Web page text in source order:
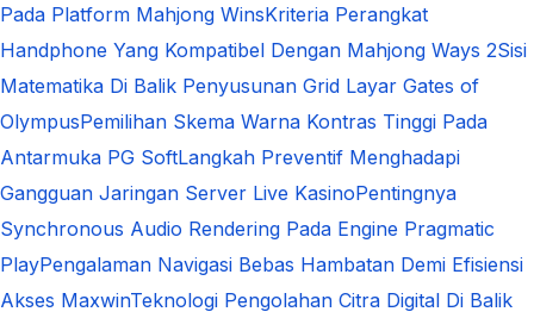
Pada Platform Mahjong WinsKriteria Perangkat
Handphone Yang Kompatibel Dengan Mahjong Ways 2Sisi
Matematika Di Balik Penyusunan Grid Layar Gates of
OlympusPemilihan Skema Warna Kontras Tinggi Pada
Antarmuka PG SoftLangkah Preventif Menghadapi
Gangguan Jaringan Server Live KasinoPentingnya
Synchronous Audio Rendering Pada Engine Pragmatic
PlayPengalaman Navigasi Bebas Hambatan Demi Efisiensi
Akses MaxwinTeknologi Pengolahan Citra Digital Di Balik